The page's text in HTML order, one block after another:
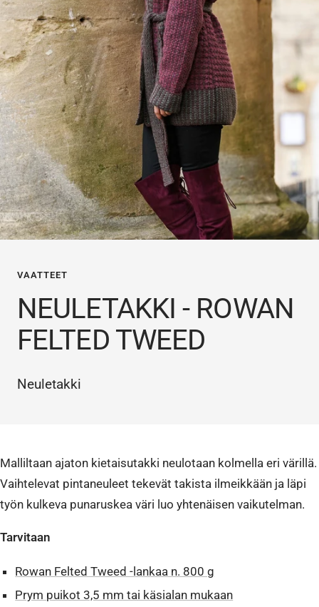
VAATTEET
NEULETAKKI - ROWAN
FELTED TWEED
Neuletakki
Malliltaan ajaton kietaisutakki neulotaan kolmella eri värillä.
Vaihtelevat pintaneuleet tekevät takista ilmeikkään ja läpi
työn kulkeva punaruskea väri luo yhtenäisen vaikutelman.
Tarvitaan
Rowan Felted Tweed -lankaa n. 800 g
Prym puikot 3,5 mm tai käsialan mukaan